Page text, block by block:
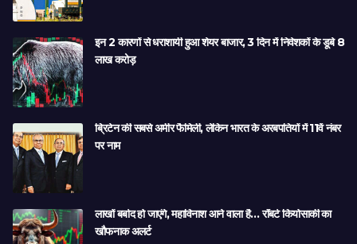
इन 2 कारणों से धराशायी हुआ शेयर बाजार, 3 दिन में निवेशकों के डूबे 8
लाख करोड़
ब्रिटेन की सबसे अमीर फैमिली, लेकिन भारत के अरबपतियों में 11वें नंबर
पर नाम
लाखों बर्बाद हो जाएंगे, महाविनाश आने वाला है… रॉबर्ट कियोसाकी का
खौफनाक अलर्ट